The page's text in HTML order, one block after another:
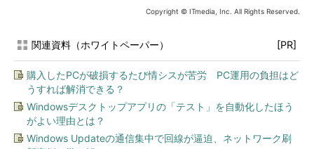
Copyright © ITmedia, Inc. All Rights Reserved.
関連資料（ホワイトペーパー） [PR]
購入したPCが破損するたび情シスが苦労 PC運用の負担はど
うすれば解消できる？
Windowsデスクトップアプリの「テスト」を自動化したほう
がよい理由とは？
Windows Updateの通信集中で回線が逼迫、ネットワーク刷